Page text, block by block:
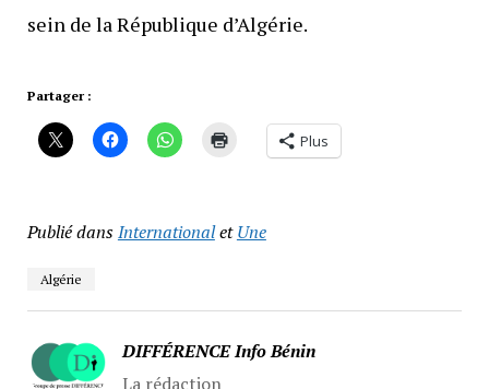
sein de la République d’Algérie.
Partager :
Plus
Publié dansInternationaletUne
Algérie
DIFFÉRENCE Info Bénin
La rédaction